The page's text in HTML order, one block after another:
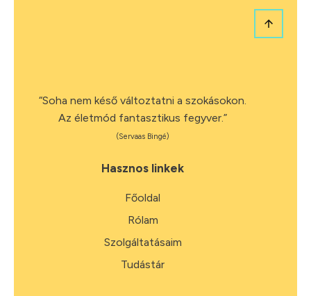
“Soha nem késő változtatni a szokásokon.
Az életmód fantasztikus fegyver.”
(Servaas Bingé)
Hasznos linkek
Főoldal
Rólam
Szolgáltatásaim
Tudástár